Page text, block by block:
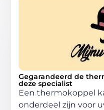
Gegarandeerd de
deze specialist
Een thermokoppel
onderdeel zijn voor